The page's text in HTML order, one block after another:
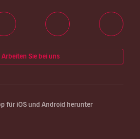
Arbeiten Sie bei uns
für iOS und Android herunter